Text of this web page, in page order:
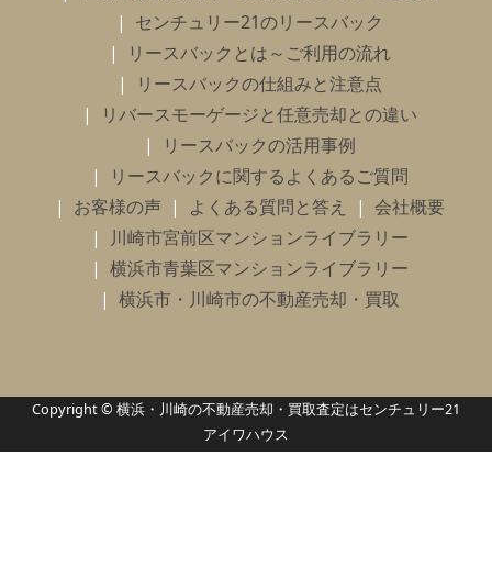
センチュリー21のリースバック
リースバックとは～ご利用の流れ
リースバックの仕組みと注意点
リバースモーゲージと任意売却との違い
リースバックの活用事例
リースバックに関するよくあるご質問
お客様の声
よくある質問と答え
会社概要
川崎市宮前区マンションライブラリー
横浜市青葉区マンションライブラリー
横浜市・川崎市の不動産売却・買取
Copyright © 横浜・川崎の不動産売却・買取査定はセンチュリー21
アイワハウス